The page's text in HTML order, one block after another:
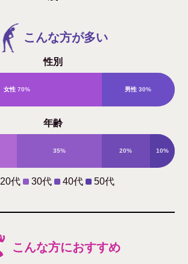
こんな方が多い
性別
女性 70% 男性 30%
年齢
35% 20% 10%
20代 30代 40代 50代
こんな方におすすめ